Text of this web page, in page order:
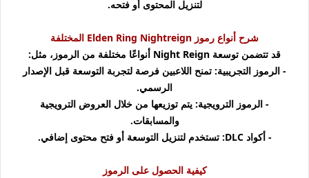
لتنزيل المحتوى أو فتحه.
شرح أنواع رموز Elden Ring Nightreign المختلفة
قد تتضمن توسعة Night Reign أنواعًا مختلفة من الرموز، مثل:
- الرموز التجريبية: تمنح اللاعبين فرصة لتجربة التوسعة قبل الإصدار
الرسمي.
- الرموز الترويجية: يتم توزيعها من خلال العروض الترويجية
والمسابقات.
- أكواد DLC: تستخدم لتنزيل التوسعة أو فتح محتوى إضافي.
كيفية الحصول على الرموز